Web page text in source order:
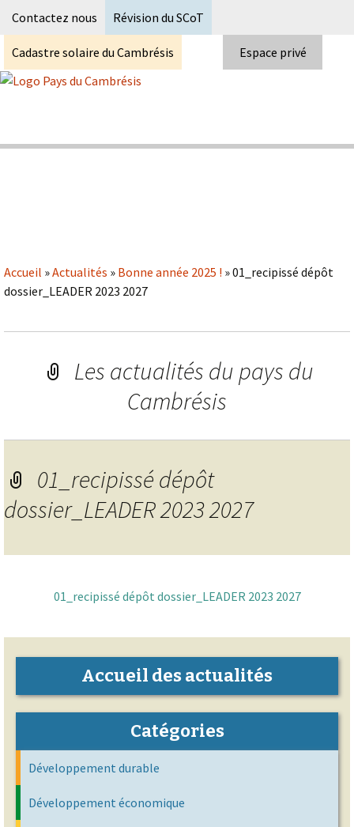
Contactez nous Révision du SCoT
Cadastre solaire du Cambrésis Espace privé
Accueil »Actualités » Bonne année 2025 ! »01_recipissé dépôt
dossier_LEADER 2023 2027
Les actualités du pays du
Cambrésis
01_recipissé dépôt
dossier_LEADER 2023 2027
01_recipissé dépôt dossier_LEADER 2023 2027
Accueil des actualités
Catégories
Développement durable
Développement économique